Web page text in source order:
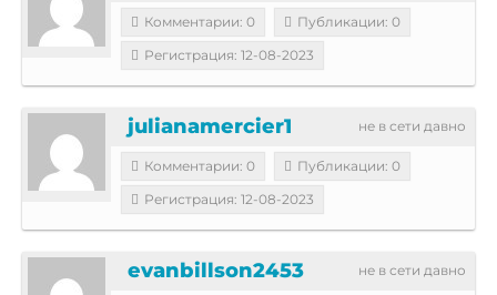
Комментарии: 0
Публикации: 0
Регистрация: 12-08-2023
не в сети давно
julianamercier1
Комментарии: 0
Публикации: 0
Регистрация: 12-08-2023
не в сети давно
evanbillson2453